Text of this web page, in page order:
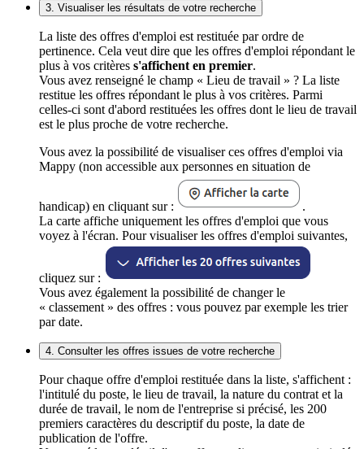
3. Visualiser les résultats de votre recherche
La liste des offres d'emploi est restituée par ordre de
pertinence. Cela veut dire que les offres d'emploi répondant le
plus à vos critères s'affichent en premier.
Vous avez renseigné le champ « Lieu de travail » ? La liste
restitue les offres répondant le plus à vos critères. Parmi
celles-ci sont d'abord restituées les offres dont le lieu de travail
est le plus proche de votre recherche.
Vous avez la possibilité de visualiser ces offres d'emploi via
Mappy (non accessible aux personnes en situation de
handicap) en cliquant sur :
.
La carte affiche uniquement les offres d'emploi que vous
voyez à l'écran. Pour visualiser les offres d'emploi suivantes,
cliquez sur :
Vous avez également la possibilité de changer le
« classement » des offres : vous pouvez par exemple les trier
par date.
4. Consulter les offres issues de votre recherche
Pour chaque offre d'emploi restituée dans la liste, s'affichent :
l'intitulé du poste, le lieu de travail, la nature du contrat et la
durée de travail, le nom de l'entreprise si précisé, les 200
premiers caractères du descriptif du poste, la date de
publication de l'offre.